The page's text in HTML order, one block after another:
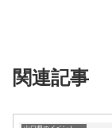
関連記事